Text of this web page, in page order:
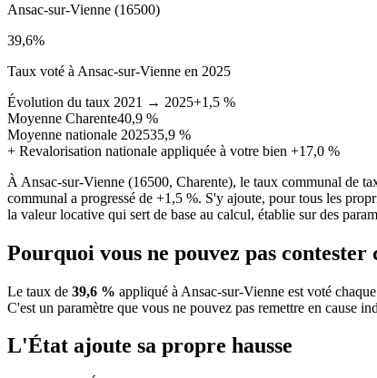
Ansac-sur-Vienne (16500)
39,6%
Taux voté à Ansac-sur-Vienne en 2025
Évolution du taux 2021 → 2025+1,5 %
Moyenne Charente40,9 %
Moyenne nationale 202535,9 %
+ Revalorisation nationale appliquée à votre bien +17,0 %
À Ansac-sur-Vienne (16500, Charente), le taux communal de
communal a progressé de +1,5 %. S'y ajoute, pour tous les
la valeur locative qui sert de base au calcul, établie sur des
Pourquoi vous ne pouvez pas contester
Le taux de 39,6 % appliqué à Ansac-sur-Vienne est voté
C'est un paramètre que vous ne pouvez pas remettre en cause
L'État ajoute sa propre hausse